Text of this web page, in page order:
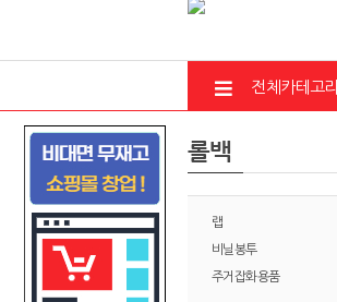
전체카테고리
롤백
랩
비닐봉투
주거잡화용품